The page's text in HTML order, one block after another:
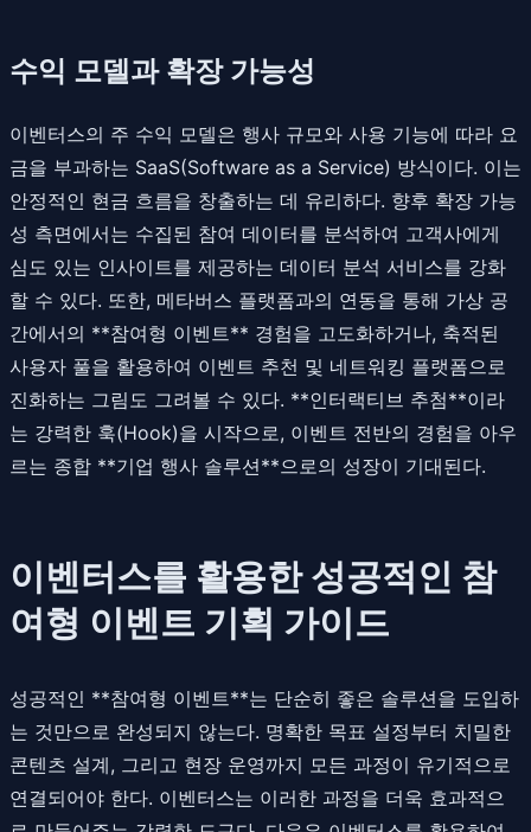
수익 모델과 확장 가능성
이벤터스의 주 수익 모델은 행사 규모와 사용 기능에 따라 요
금을 부과하는 SaaS(Software as a Service) 방식이다. 이는
안정적인 현금 흐름을 창출하는 데 유리하다. 향후 확장 가능
성 측면에서는 수집된 참여 데이터를 분석하여 고객사에게
심도 있는 인사이트를 제공하는 데이터 분석 서비스를 강화
할 수 있다. 또한, 메타버스 플랫폼과의 연동을 통해 가상 공
간에서의 **참여형 이벤트** 경험을 고도화하거나, 축적된
사용자 풀을 활용하여 이벤트 추천 및 네트워킹 플랫폼으로
진화하는 그림도 그려볼 수 있다. **인터랙티브 추첨**이라
는 강력한 훅(Hook)을 시작으로, 이벤트 전반의 경험을 아우
르는 종합 **기업 행사 솔루션**으로의 성장이 기대된다.
이벤터스를 활용한 성공적인 참
여형 이벤트 기획 가이드
성공적인 **참여형 이벤트**는 단순히 좋은 솔루션을 도입하
는 것만으로 완성되지 않는다. 명확한 목표 설정부터 치밀한
콘텐츠 설계, 그리고 현장 운영까지 모든 과정이 유기적으로
연결되어야 한다. 이벤터스는 이러한 과정을 더욱 효과적으